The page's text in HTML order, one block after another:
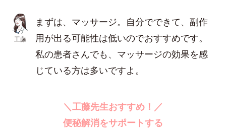
工藤
まずは、マッサージ。自分でできて、副作
用が出る可能性は低いのでおすすめです。
私の患者さんでも、マッサージの効果を感
じている方は多いですよ。
＼工藤先生おすすめ！／
便秘解消をサポートする